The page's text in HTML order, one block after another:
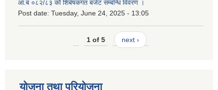
आ.ब ०८२/८३ को शिर्बषकगत बजेट सम्बन्धि विवरण ।
Post date: Tuesday, June 24, 2025 - 13:05
1 of 5 next ›
योजना तथा परियोजना